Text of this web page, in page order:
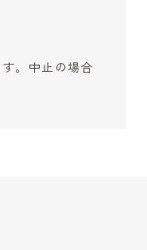
。中止の場合